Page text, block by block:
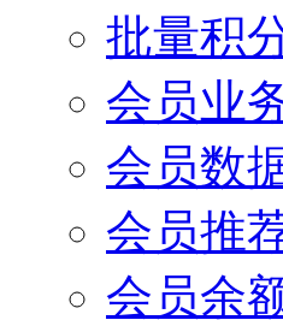
批量积
会员业
会员数
会员推
会员余